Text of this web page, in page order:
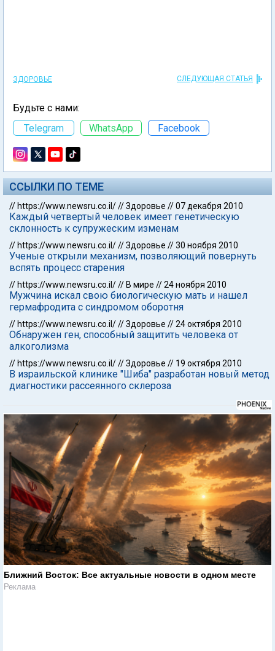
ЗДОРОВЬЕ СЛЕДУЮЩАЯ СТАТЬЯ
Будьте с нами:
Telegram
WhatsApp Facebook
ССЫЛКИ ПО ТЕМЕ
// https://www.newsru.co.il///Здоровье //07 декабря 2010
Каждый четвертый человек имеет генетическую
склонность к супружеским изменам
// https://www.newsru.co.il///Здоровье //30 ноября 2010
Ученые открыли механизм, позволяющий повернуть
вспять процесс старения
// https://www.newsru.co.il/// В мире //24 ноября 2010
Мужчина искал свою биологическую мать и нашел
гермафродита с синдромом оборотня
// https://www.newsru.co.il///Здоровье //24 октября 2010
Обнаружен ген, способный защитить человека от
алкоголизма
// https://www.newsru.co.il///Здоровье // 19 октября 2010
В израильской клинике "Шиба" разработан новый метод
диагностики рассеянного склероза
Ближний Восток: Все актуальные новости в одном месте
Реклама